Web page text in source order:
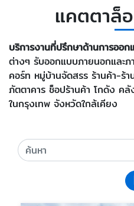
แคตตาล็
บริการงานที่ปรึกษาด้านการออก
ต่างๆ รับออกแบบภายนอกและภ
คอร์ท หมู่บ้านจัดสรร ร้านค้า-ร้า
ภัตตาคาร ช็อปร้านค้า โกดัง คลั
ในกรุงเทพ จังหวัดใกล้เคียง